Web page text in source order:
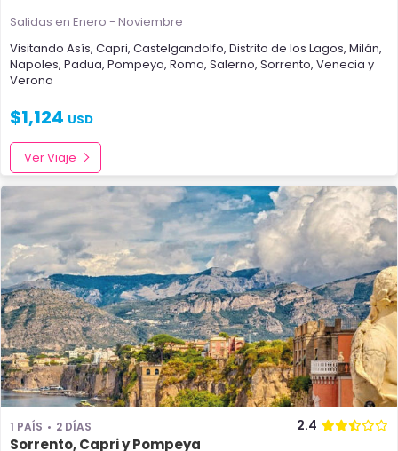
Salidas en Enero - Noviembre
Visitando Asís, Capri, Castelgandolfo, Distrito de los Lagos, Milán,
Napoles, Padua, Pompeya, Roma, Salerno, Sorrento, Venecia y
Verona
$1,124 USD
Ver Viaje
1 PAÍS 2 DÍAS 2.4
Sorrento, Capri y Pompeya